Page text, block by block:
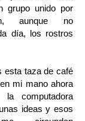
grupo unido por
aunque no
día, los rostros
esta taza de café
mi mano ahora
computadora
ideas y esos